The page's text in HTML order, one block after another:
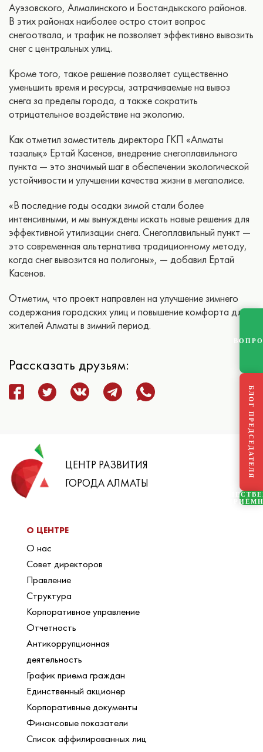
Ауэзовского, Алмалинского и Бостандыкского районов.
В этих районах наиболее остро стоит вопрос
снегоотвала, и трафик не позволяет эффективно вывозить
снег с центральных улиц.
Кроме того, такое решение позволяет существенно
уменьшить время и ресурсы, затрачиваемые на вывоз
снега за пределы города, а также сократить
отрицательное воздействие на экологию.
Как отметил заместитель директора ГКП «Алматы
тазалық» Ертай Касенов, внедрение снегоплавильного
пункта — это значимый шаг в обеспечении экологической
устойчивости и улучшении качества жизни в мегаполисе.
«В последние годы осадки зимой стали более
интенсивными, и мы вынуждены искать новые решения для
эффективной утилизации снега. Снегоплавильный пункт —
это современная альтернатива традиционному методу,
когда снег вывозится на полигоны», — добавил Ертай
Касенов.
Отметим, что проект направлен на улучшение зимнего
содержания городских улиц и повышение комфорта для
жителей Алматы в зимний период.
Рассказать друзьям:
ЦЕНТР РАЗВИТИЯ
ГОРОДА АЛМАТЫ
О ЦЕНТРЕ
О нас
Совет директоров
Правление
Структура
Корпоративное управление
Отчетность
Антикоррупционная
деятельность
График приема граждан
Единственный акционер
Корпоративные документы
Финансовые показатели
Список аффилированных лиц
БЛОГ ПРЕДСЕДАТЕЛЯ